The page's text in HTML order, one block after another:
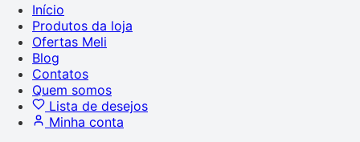
Início
Produtos da loja
Ofertas Meli
Blog
Contatos
Quem somos
Lista de desejos
Minha conta